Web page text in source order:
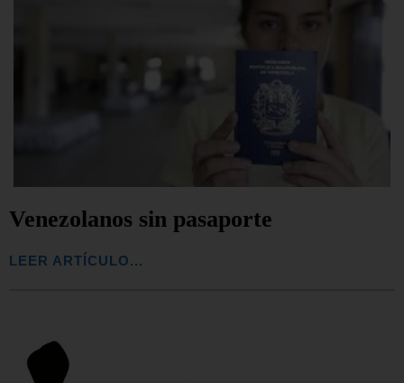
Venezolanos sin pasaporte
LEER ARTÍCULO...